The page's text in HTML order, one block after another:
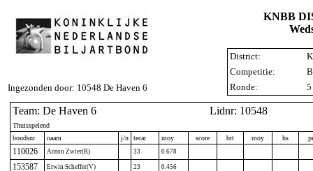
Ingezonden door: 10548 De Haven 6
KNBB
District:
Competitie:
Ronde:
5
Team: De Haven 6 Lidnr: 10548
Thuisspelend
bondsnr
naam j/n tecar moy score brt moy hs
110026 Anton Zwier(R) 33 0.678
153587 Erwin Scheffer(V) 23 0.456